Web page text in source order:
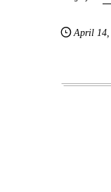
April 14